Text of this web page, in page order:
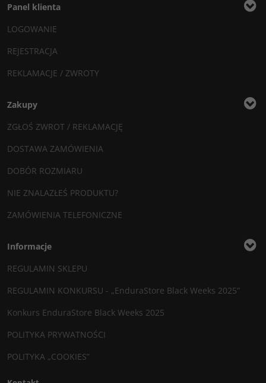
Panel klienta
LOGOWANIE
REJESTRACJA
REKLAMACJE / ZWROTY
Zakupy
ZGŁOŚ ZWROT / REKLAMACJĘ
DOSTAWA ZAMÓWIENIA
DOBÓR ROZMIARU
NIE ZNALAZŁEŚ PRODUKTU?
ZAMÓWIENIA TELEFONICZNE
Informacje
REGULAMIN SKLEPU
REGULAMIN KONKURSU - „EnduraStore Black Weeks 2025”
Konkurs EnduraStore Black Weeks 2025
POLITYKA PRYWATNOŚCI
POLITYKA „COOKIES”